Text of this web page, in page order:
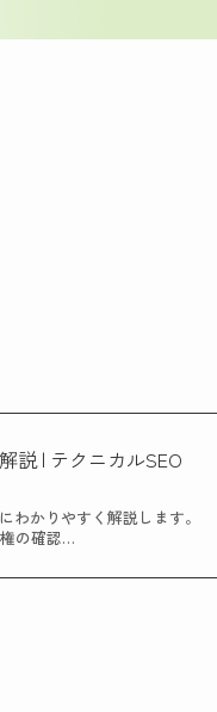
説 | テクニカルSEO
わかりやすく解説します。
の確認…